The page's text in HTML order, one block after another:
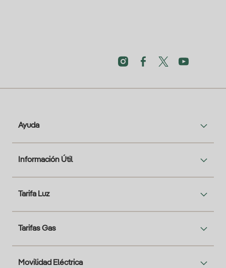
Ayuda
Información Útil
Tarifa Luz
Tarifas Gas
Movilidad Eléctrica